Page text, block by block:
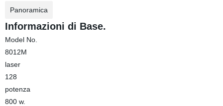
Panoramica
Informazioni di Base.
Model No.
8012M
laser
128
potenza
800 w.